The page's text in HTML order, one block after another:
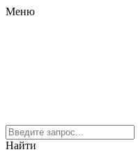
Меню
Найти